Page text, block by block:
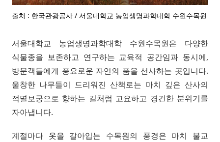
출처 : 한국관광공사 / 서울대학교 농업생명과학대학 수원수목원
서울대학교 농업생명과학대학 수원수목원은 다양한
식물종을 보존하고 연구하는 교육적 공간임과 동시에,
방문객들에게 풍요로운 자연의 품을 선사하는 곳입니다.
울창한 나무들이 드리워진 산책로는 마치 깊은 산사의
적멸보궁으로 향하는 길처럼 고요하고 경건한 분위기를
자아냅니다.
계절마다 옷을 갈아입는 수목원의 풍경은 마치 불교